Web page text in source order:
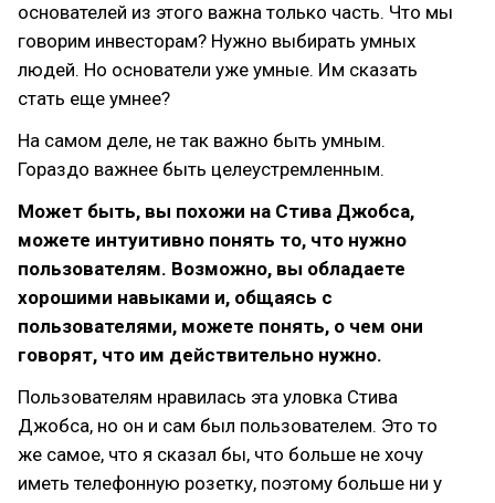
основателей из этого важна только часть. Что мы
говорим инвесторам? Нужно выбирать умных
людей. Но основатели уже умные. Им сказать
стать еще умнее?
На самом деле, не так важно быть умным.
Гораздо важнее быть целеустремленным.
Может быть, вы похожи на Стива Джобса,
можете интуитивно понять то, что нужно
пользователям. Возможно, вы обладаете
хорошими навыками и, общаясь с
пользователями, можете понять, о чем они
говорят, что им действительно нужно.
Пользователям нравилась эта уловка Стива
Джобса, но он и сам был пользователем. Это то
же самое, что я сказал бы, что больше не хочу
иметь телефонную розетку, поэтому больше ни у